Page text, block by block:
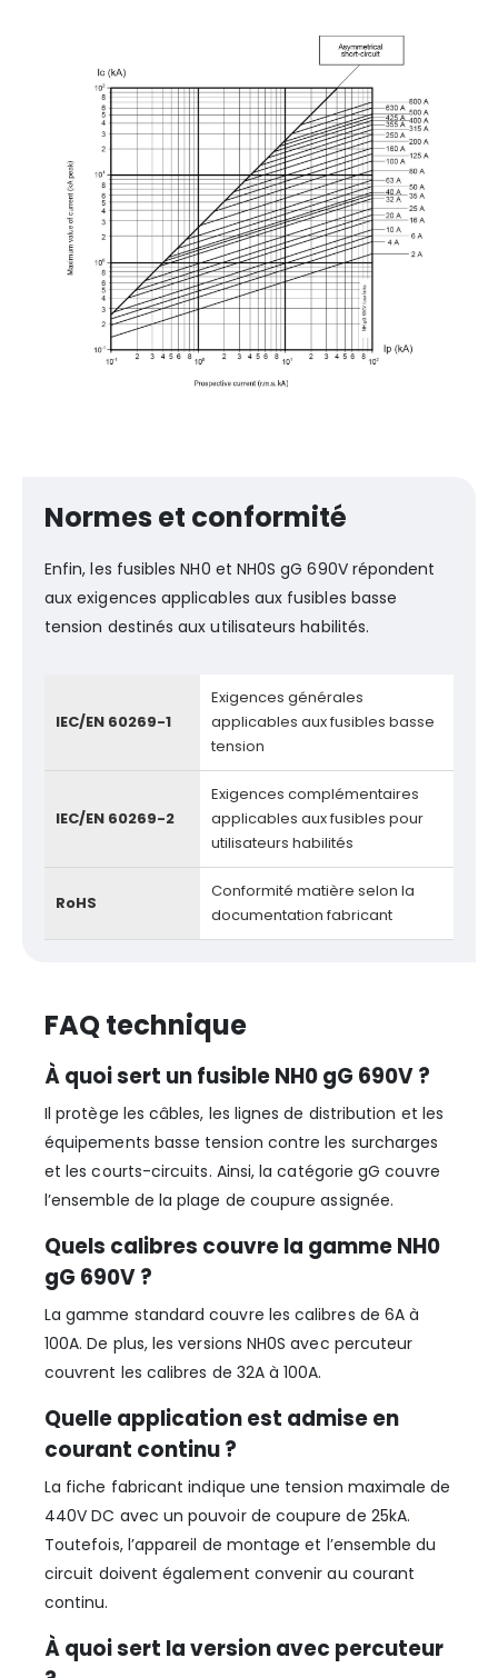
Normes et conformité
Enfin, les fusibles NH0 et NH0S gG 690V répondent
aux exigences applicables aux fusibles basse
tension destinés aux utilisateurs habilités.
IEC/EN 60269-1
Exigences générales
applicables aux fusibles basse
tension
IEC/EN 60269-2
Exigences complémentaires
applicables aux fusibles pour
utilisateurs habilités
RoHS
Conformité matière selon la
documentation fabricant
FAQ technique
À quoi sert un fusible NH0 gG 690V ?
Il protège les câbles, les lignes de distribution et les
équipements basse tension contre les surcharges
et les courts-circuits. Ainsi, la catégorie gG couvre
l’ensemble de la plage de coupure assignée.
Quels calibres couvre la gamme NH0
gG 690V ?
La gamme standard couvre les calibres de 6A à
100A. De plus, les versions NH0S avec percuteur
couvrent les calibres de 32A à 100A.
Quelle application est admise en
courant continu ?
La fiche fabricant indique une tension maximale de
440V DC avec un pouvoir de coupure de 25kA.
Toutefois, l’appareil de montage et l’ensemble du
circuit doivent également convenir au courant
continu.
À quoi sert la version avec percuteur